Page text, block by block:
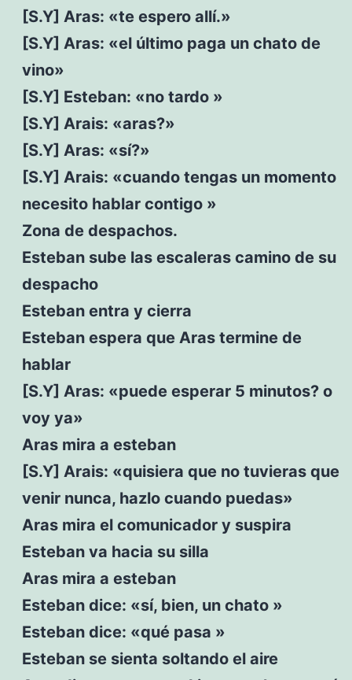
[S.Y] Aras: «te espero allí.»
[S.Y] Aras: «el último paga un chato de
vino»
[S.Y] Esteban: «no tardo »
[S.Y] Arais: «aras?»
[S.Y] Aras: «sí?»
[S.Y] Arais: «cuando tengas un momento
necesito hablar contigo »
Zona de despachos.
Esteban sube las escaleras camino de su
despacho
Esteban entra y cierra
Esteban espera que Aras termine de
hablar
[S.Y] Aras: «puede esperar 5 minutos? o
voy ya»
Aras mira a esteban
[S.Y] Arais: «quisiera que no tuvieras que
venir nunca, hazlo cuando puedas»
Aras mira el comunicador y suspira
Esteban va hacia su silla
Aras mira a esteban
Esteban dice: «sí, bien, un chato »
Esteban dice: «qué pasa »
Esteban se sienta soltando el aire